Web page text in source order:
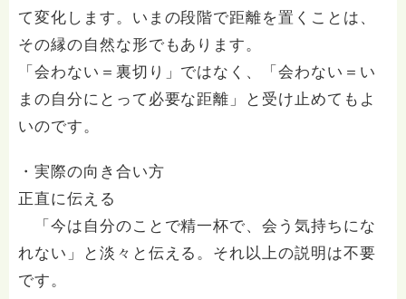
て変化します。いまの段階で距離を置くことは、
その縁の自然な形でもあります。
「会わない＝裏切り」ではなく、「会わない＝い
まの自分にとって必要な距離」と受け止めてもよ
いのです。
・実際の向き合い方
正直に伝える
「今は自分のことで精一杯で、会う気持ちにな
れない」と淡々と伝える。それ以上の説明は不要
です。